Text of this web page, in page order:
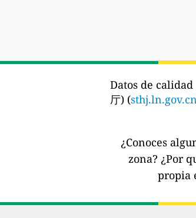
Datos de
厅) (sthj.ln.gov.cn
¿Conoces
zona? ¿Por
propia